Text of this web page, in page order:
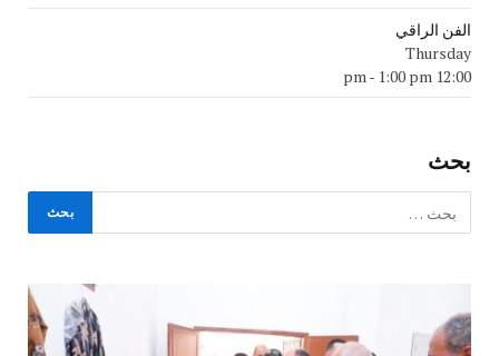
الفن الراقي
Thursday
12:00 pm
- 1:00 pm
بحث